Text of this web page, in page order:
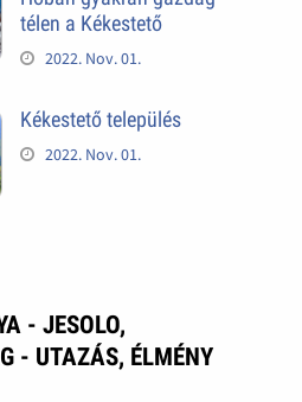
télen a Kékestető
2022. Nov. 01.
Kékestető település
2022. Nov. 01.
- JESOLO,
- UTAZÁS, ÉLMÉNY